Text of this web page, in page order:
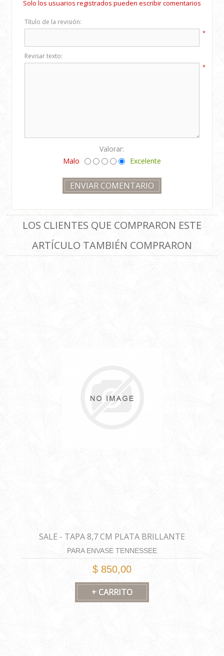
Solo los usuarios registrados pueden escribir comentarios
Título de la revisión:
*
Revisar texto:
*
Valorar:
Malo
Excelente
LOS CLIENTES QUE COMPRARON ESTE
ARTÍCULO TAMBIÉN COMPRARON
SALE - TAPA 8,7 CM PLATA BRILLANTE
PARA ENVASE TENNESSEE
$ 850,00